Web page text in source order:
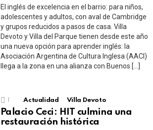
El inglés de excelencia en el barrio: para niños,
adolescentes y adultos, con aval de Cambridge
y grupos reducidos a pasos de casa. Villa
Devoto y Villa del Parque tienen desde este año
una nueva opción para aprender inglés: la
Asociación Argentina de Cultura Inglesa (AACI)
llega a la zona en una alianza con Buenos […]
Actualidad Villa Devoto
Palacio Ceci: HIT culmina una
restauración histórica